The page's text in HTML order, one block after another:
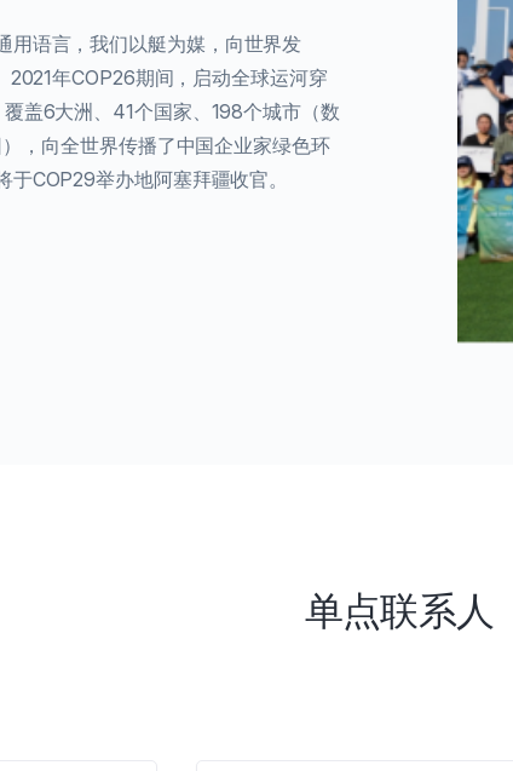
用语言，我们以艇为媒，向世界发
2021年COP26期间，启动全球运河穿
盖6⼤洲、41个国家、198个城市（数
，向全世界传播了中国企业家绿色环
COP29举办地阿塞拜疆收官。
单点联系人